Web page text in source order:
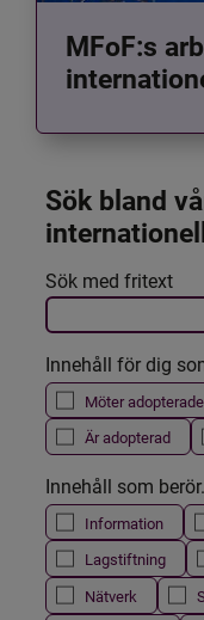
MFoF:s
Sök bland
Filtrera resultatet
Det här formuläret
Sök med fritext
Innehåll för dig
Möter
Är adopterad
Innehåll som
Information
Lagstiftning
Nätverk